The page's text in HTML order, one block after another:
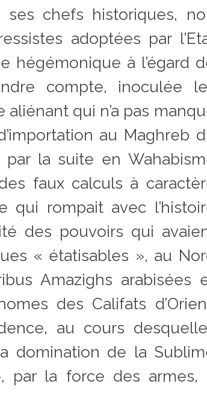
ses chefs historiques,
adoptées par
hégémonique à l’égard
compte, inoculée
qui n’a pas
au Maghreb
par la suite en
faux calculs à
qui rompait avec
des pouvoirs qui
« étatisables », au
Amazighs arabisées
des Califats
au cours
domination de la
par la force des armes,